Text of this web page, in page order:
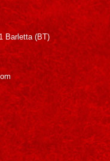
Barletta (BT)